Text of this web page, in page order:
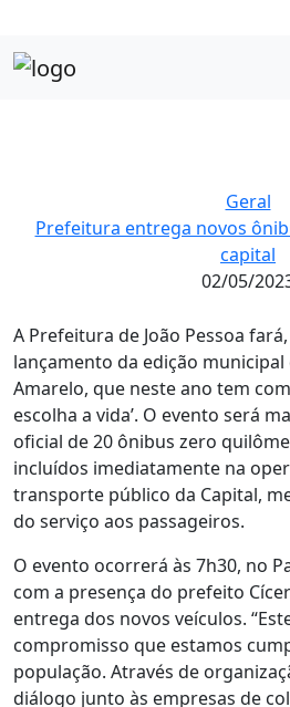
Geral
Prefeitura entrega novos
capital
02/05/
A Prefeitura de João Pessoa
lançamento da edição
Amarelo, que neste ano tem
escolha a vida’. O evento será
oficial de 20 ônibus zero
incluídos imediatamente na
transporte público da Capital,
do serviço aos passageiros.
O evento ocorrerá às 7h30, no
com a presença do prefeito
entrega dos novos veículos.
compromisso que estamos
população. Através de
diálogo junto às empresas de